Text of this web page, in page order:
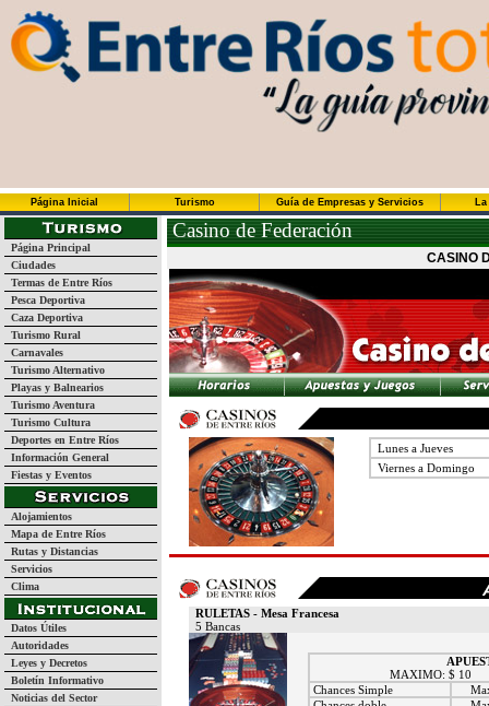
Página Inicial Turismo Guía de Empresas y Servicios
Página Principal
Ciudades
Termas de Entre Ríos
Pesca Deportiva
Caza Deportiva
Turismo Rural
Carnavales
Turismo Alternativo
Playas y Balnearios
Turismo Aventura
Turismo Cultura
Deportes en Entre Ríos
Información General
Fiestas y Eventos
Alojamientos
Mapa de Entre Ríos
Rutas y Distancias
Servicios
Clima
Datos Útiles
Autoridades
Leyes y Decretos
Boletín Informativo
Noticias del Sector
Casino de Federación
CASINO
Lunes a Jueves
Viernes a Domingo
RULETAS - Mesa Francesa
5 Bancas
MAXIMO: $
Chances Simple